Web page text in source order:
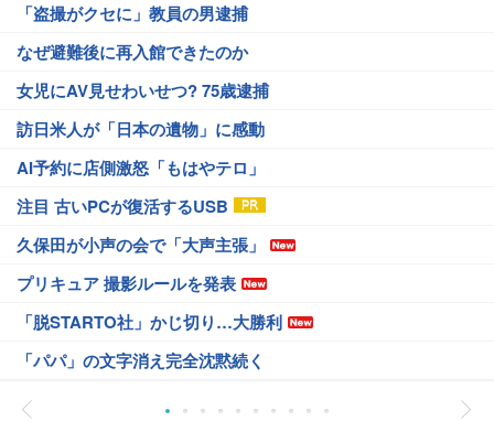
「盗撮がクセに」教員の男逮捕
なぜ避難後に再入館できたのか
女児にAV見せわいせつ? 75歳逮捕
訪日米人が「日本の遺物」に感動
AI予約に店側激怒「もはやテロ」
注目 古いPCが復活するUSB
久保田が小声の会で「大声主張」
プリキュア 撮影ルールを発表
「脱STARTO社」かじ切り…大勝利
「パパ」の文字消え完全沈黙続く